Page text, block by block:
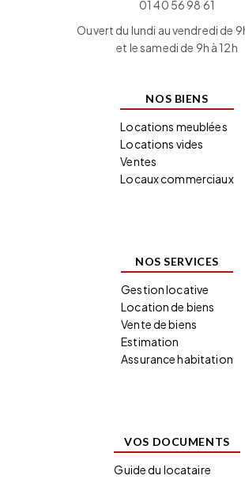
01 40 56 98 61
Ouvert du lundi au vendredi de
et le samedi de 9h à 12h
NOS BIENS
Locations meublées
Locations vides
Ventes
Locaux commerciaux
NOS SERVICES
Gestion locative
Location de biens
Vente de biens
Estimation
Assurance habitation
VOS DOCUMENTS
Guide du locataire